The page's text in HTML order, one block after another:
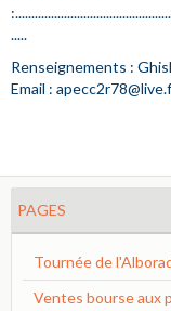
.....
Renseignements :
Email :
PAGES
Tournée de
Ventes bourse aux